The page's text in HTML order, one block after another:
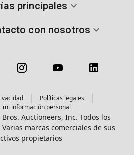
principales
con nosotros
Políticas legales
mi información personal
Auctioneers, Inc. Todos los
marcas comerciales de sus
propietarios